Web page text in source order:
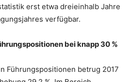
erst etwa dreieinhalb Jahre
verfügbar.
bei knapp 30 %
Führungspositionen betrug 2017